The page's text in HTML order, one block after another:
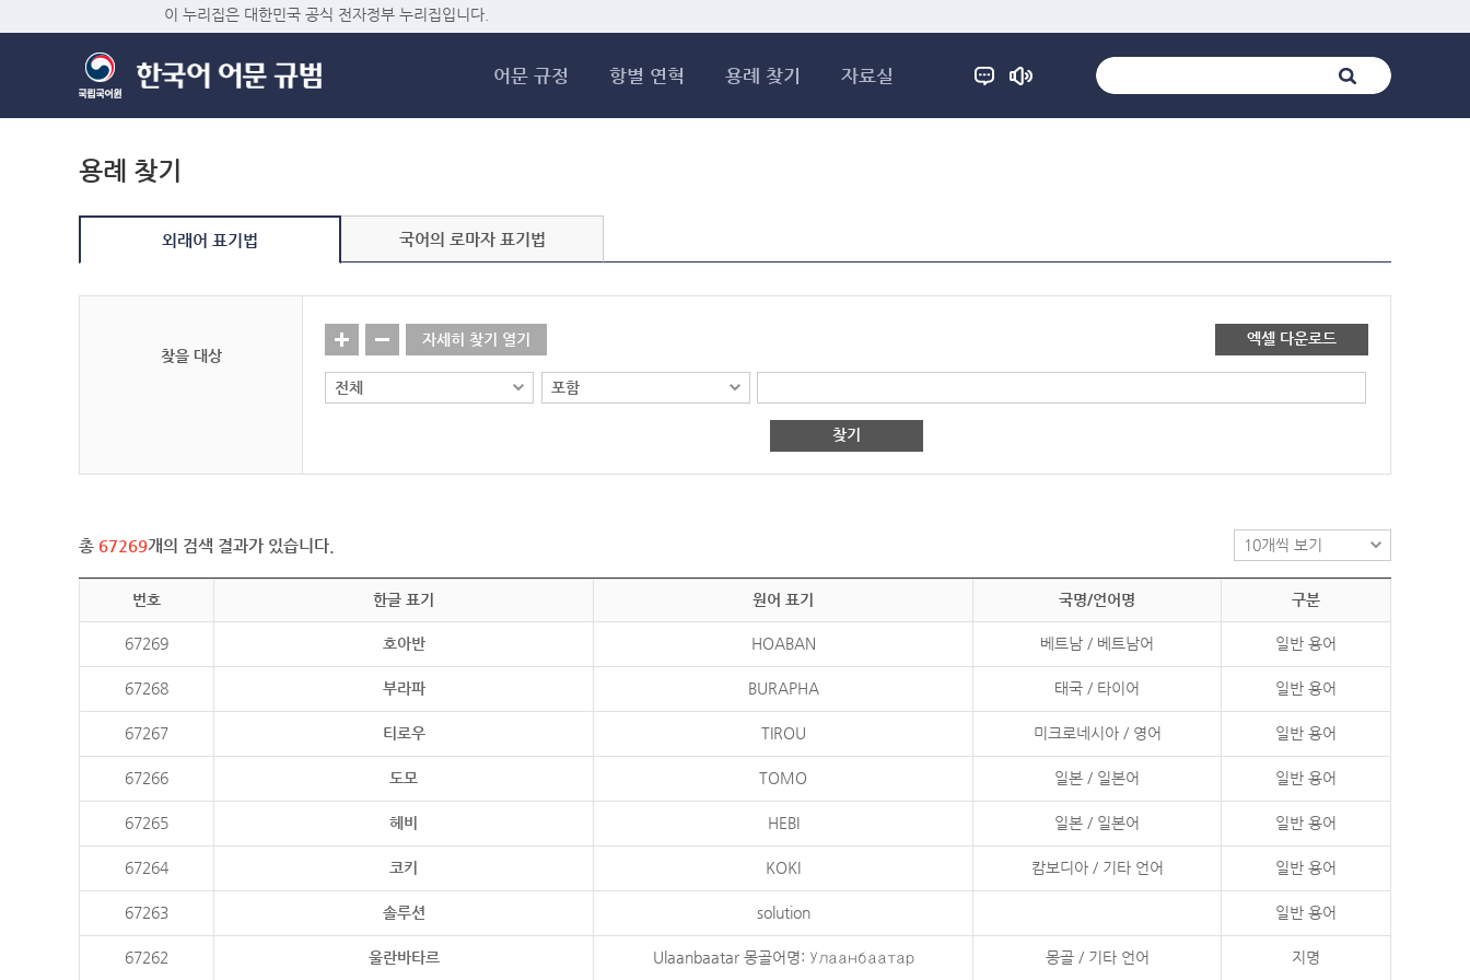
이 누리집은 대한민국 공식 전자정부 누리집입니다.
어문 규정 항별 연혁 용례 찾기 자료실
용례 찾기
외래어 표기법 국어의 로마자 표기법
찾을 대상
자세히 찾기 열기 엑셀 다운로드
찾기
총 67269개의 검색 결과가 있습니다.
번호 한글 표기 원어 표기 국명/언어명 구분
67269 호아반 HOABAN 베트남 / 베트남어 일반 용어
67268 부라파 BURAPHA 태국 / 타이어 일반 용어
67267 티로우 TIROU 미크로네시아 / 영어 일반 용어
67266 도모 TOMO 일본 / 일본어 일반 용어
67265 헤비 HEBI 일본 / 일본어 일반 용어
67264 코키 KOKI 캄보디아 / 기타 언어 일반 용어
67263 솔루션 solution 일반 용어
67262 울란바타르 Ulaanbaatar 몽골어명: Улаанбаатар 몽골 / 기타 언어 지명